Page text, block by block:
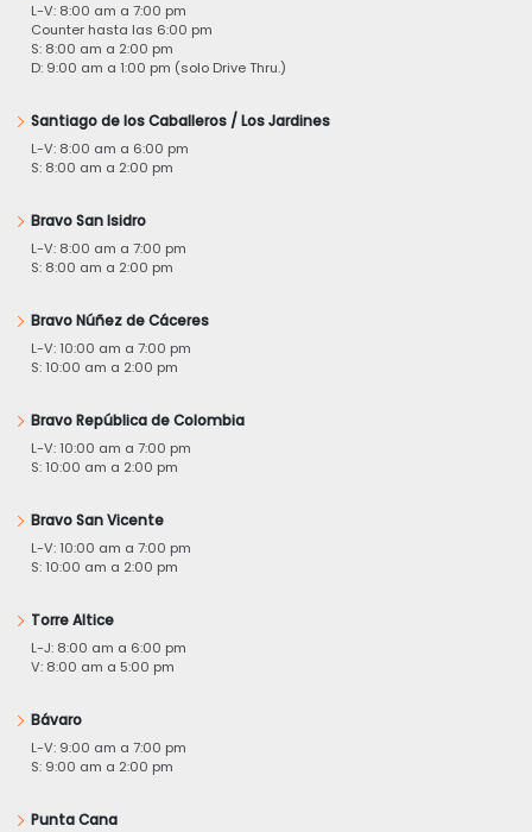
L-V: 8:00 am a 7:00 pm
Counter hasta las 6:00 pm
S: 8:00 am a 2:00 pm
D: 9:00 am a 1:00 pm (solo Drive Thru.)
Santiago de los Caballeros / Los Jardines
L-V: 8:00 am a 6:00 pm
S: 8:00 am a 2:00 pm
Bravo San Isidro
L-V: 8:00 am a 7:00 pm
S: 8:00 am a 2:00 pm
Bravo Núñez de Cáceres
L-V: 10:00 am a 7:00 pm
S: 10:00 am a 2:00 pm
Bravo República de Colombia
L-V: 10:00 am a 7:00 pm
S: 10:00 am a 2:00 pm
Bravo San Vicente
L-V: 10:00 am a 7:00 pm
S: 10:00 am a 2:00 pm
Torre Altice
L-J: 8:00 am a 6:00 pm
V: 8:00 am a 5:00 pm
Bávaro
L-V: 9:00 am a 7:00 pm
S: 9:00 am a 2:00 pm
Punta Cana